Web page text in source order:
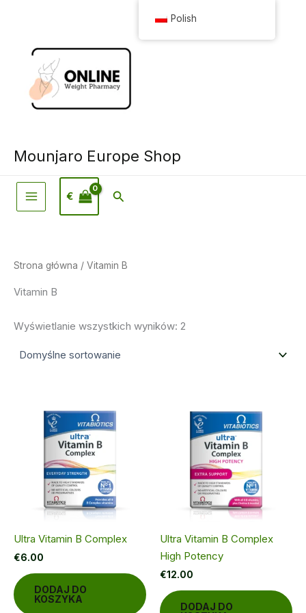
Mounjaro Europe Shop
€ Wyszukiwanie
Strona główna / Vitamin B
Vitamin B
Wyświetlanie wszystkich wyników: 2
Ultra Vitamin B Complex
€6.00
DODAJ DO
KOSZYKA
Ultra Vitamin B Complex
High Potency
€12.00
DODAJ DO
Polish